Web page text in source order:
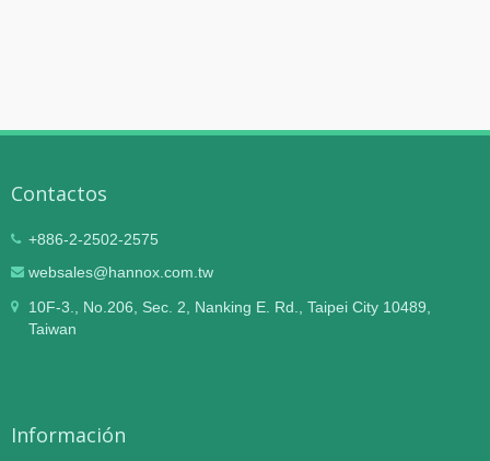
Contactos
+886-2-2502-2575
websales@hannox.com.tw
10F-3., No.206, Sec. 2, Nanking E. Rd., Taipei City 10489,
Taiwan
Información